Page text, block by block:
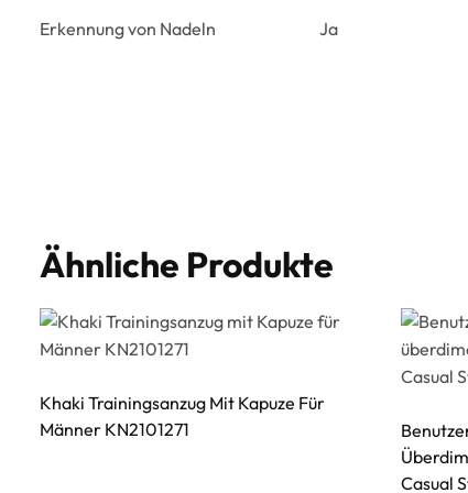
Erkennung von Nadeln Ja
Ähnliche Produkte
Khaki Trainingsanzug Mit Kapuze Für
Männer KN2101271
Casual